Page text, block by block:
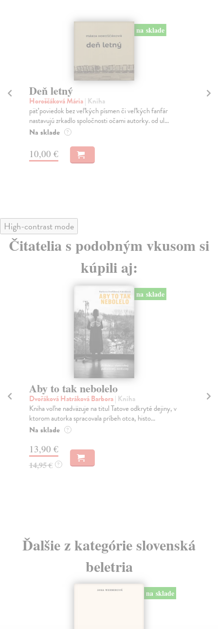
na sklade
Deň letný
Horoščáková Mária| Kniha
päť poviedok bez veľkých písmen či veľkých fanfár
nastavujú zrkadlo spoločnosti očami autorky. od ul...
Na sklade ?
10,00 €
High-contrast mode
Čitatelia s podobným vkusom si
kúpili aj:
na sklade
Aby to tak nebolelo
Dvořáková Hatráková Barbora| Kniha
Kniha voľne nadväzuje na titul Tatove odkryté dejiny, v
ktorom autorka spracovala príbeh otca, histo...
Na sklade ?
13,90 €
14,95 € ?
Ďalšie z kategórie slovenská
beletria
na sklade